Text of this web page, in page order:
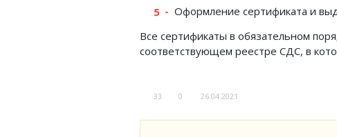
Оформление сертификата и
Все сертификаты в обязательном
соответствующем реестре СДС, в
33 0 26.04.2021